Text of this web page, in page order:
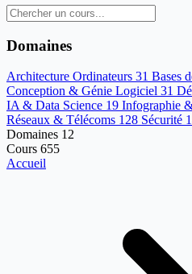
Domaines
Architecture Ordinateurs 31 Bases
Conception & Génie Logiciel 31
IA & Data Science 19 Infographie
Réseaux & Télécoms 128 Sécurité
Domaines 12
Cours 655
Accueil